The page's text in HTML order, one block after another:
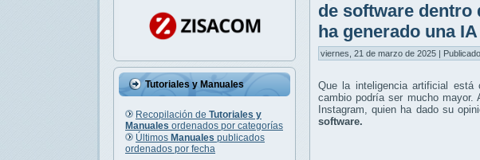
Tutoriales y Manuales
Recopilación de Tutoriales y
Manuales ordenados por categorías
Últimos Manuales publicados
ordenados por fecha
de software dentro
ha generado una IA
viernes, 21 de marzo de 2025 |
Que la inteligencia artificial está
cambio podría ser mucho
Instagram, quien ha dado su
software.